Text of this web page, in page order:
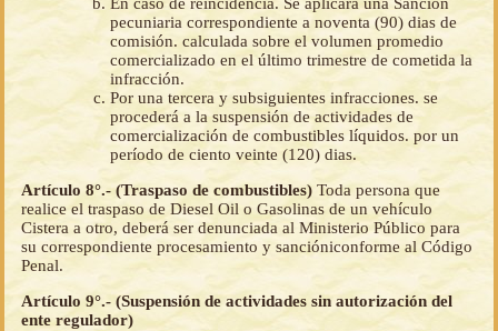
pecuniaria correspondiente a noventa (90) dias de
comisión. calculada sobre el volumen promedio
comercializado en el último trimestre de cometida la
infracción.
Por una tercera y subsiguientes infracciones. se
procederá a la suspensión de actividades de
comercialización de combustibles líquidos. por un
período de ciento veinte (120) dias.
Artículo 8°.- (Traspaso de combustibles) Toda persona que
realice el traspaso de Diesel Oil o Gasolinas de un vehículo
Cistera a otro, deberá ser denunciada al Ministerio Público para
su correspondiente procesamiento y sancióniconforme al Código
Penal.
Artículo 9°.- (Suspensión de actividades sin autorización del
ente regulador)